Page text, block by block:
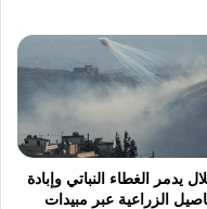
“لا تسعى إلى
“لن تتردد في
الأطراف إلى خفض
لتفادي
يدمر الغطاء النباتي وإبادة
الزراعية عبر مبيدات